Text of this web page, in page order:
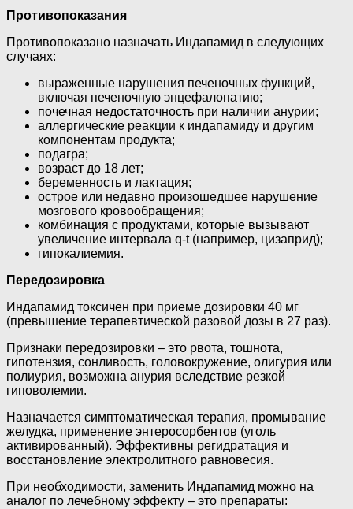
Противопоказания
Противопоказано назначать Индапамид в следующих
случаях:
выраженные нарушения печеночных функций,
включая печеночную энцефалопатию;
почечная недостаточность при наличии анурии;
аллергические реакции к индапамиду и другим
компонентам продукта;
подагра;
возраст до 18 лет;
беременность и лактация;
острое или недавно произошедшее нарушение
мозгового кровообращения;
комбинация с продуктами, которые вызывают
увеличение интервала q-t (например, цизаприд);
гипокалиемия.
Передозировка
Индапамид токсичен при приеме дозировки 40 мг
(превышение терапевтической разовой дозы в 27 раз).
Признаки передозировки – это рвота, тошнота,
гипотензия, сонливость, головокружение, олигурия или
полиурия, возможна анурия вследствие резкой
гиповолемии.
Назначается симптоматическая терапия, промывание
желудка, применение энтеросорбентов (уголь
активированный). Эффективны регидратация и
восстановление электролитного равновесия.
При необходимости, заменить Индапамид можно на
аналог по лечебному эффекту – это препараты: